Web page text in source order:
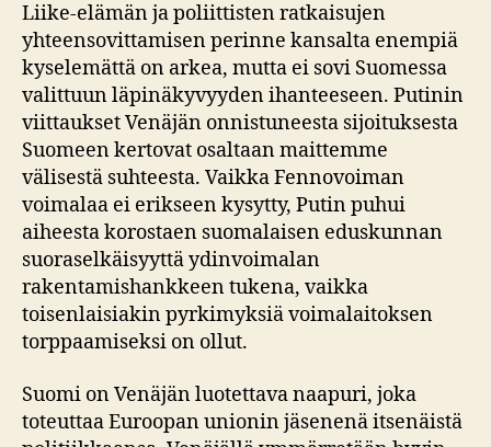
Liike-elämän ja poliittisten ratkaisujen
yhteensovittamisen perinne kansalta enempiä
kyselemättä on arkea, mutta ei sovi Suomessa
valittuun läpinäkyvyyden ihanteeseen. Putinin
viittaukset Venäjän onnistuneesta sijoituksesta
Suomeen kertovat osaltaan maittemme
välisestä suhteesta. Vaikka Fennovoiman
voimalaa ei erikseen kysytty, Putin puhui
aiheesta korostaen suomalaisen eduskunnan
suoraselkäisyyttä ydinvoimalan
rakentamishankkeen tukena, vaikka
toisenlaisiakin pyrkimyksiä voimalaitoksen
torppaamiseksi on ollut.
Suomi on Venäjän luotettava naapuri, joka
toteuttaa Euroopan unionin jäsenenä itsenäistä